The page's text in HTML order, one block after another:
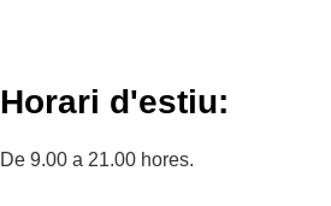
Horari d'estiu:
De 9.00 a 21.00 hores.